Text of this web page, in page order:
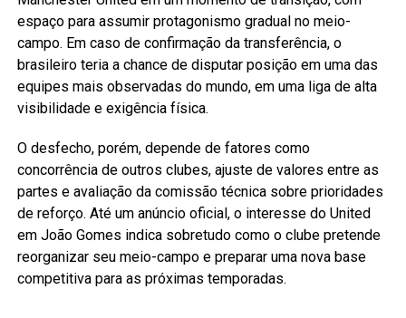
espaço para assumir protagonismo gradual no meio-
campo. Em caso de confirmação da transferência, o
brasileiro teria a chance de disputar posição em uma das
equipes mais observadas do mundo, em uma liga de alta
visibilidade e exigência física.
O desfecho, porém, depende de fatores como
concorrência de outros clubes, ajuste de valores entre as
partes e avaliação da comissão técnica sobre prioridades
de reforço. Até um anúncio oficial, o interesse do United
em João Gomes indica sobretudo como o clube pretende
reorganizar seu meio-campo e preparar uma nova base
competitiva para as próximas temporadas.